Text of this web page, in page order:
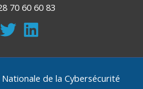
70 60 60 83
de la Cybersécurité